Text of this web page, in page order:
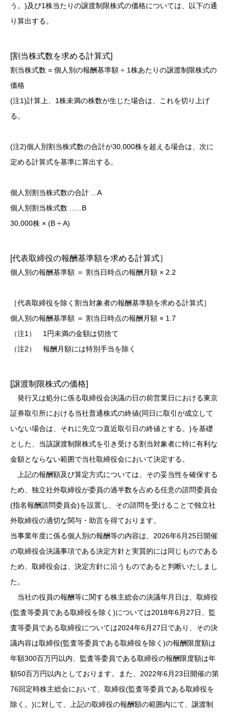
う。)及び1株当たりの譲渡制限株式の価格については、以下の通
り算出する。
[割当株式数を求める計算式]
割当株式数 = 個人別の報酬基準額 ÷ 1株あたりの譲渡制限株式の
価格
(注1)計算上、1株未満の株数が生じた場合は、これを切り上げ
る。
(注2)個人別割当株式数の合計が30,000株を超える場合は、次に
定める計算式を基準に算出する。
個人別割当株式数の合計 ...A
個人別割当株式数 ......B
30,000株 × (B ÷ A)
[代表取締役の報酬基準額を求める計算式］
個人別の報酬基準額 ＝ 割当日時点の報酬月額 × 2.2
［代表取締役を除く割当対象者の報酬基準額を求める計算式］
個人別の報酬基準額 ＝ 割当日時点の報酬月額 × 1.7
（注1） 1円未満の金額は切捨て
（注2） 報酬月額には特別手当を除く
[譲渡制限株式の価格]
発行又は処分に係る取締役会決議の日の前営業日における東京
証券取引所における当社普通株式の終値(同日に取引が成立して
いない場合は、それに先立つ直近取引日の終値とする。)を基礎
とした、当該譲渡制限株式を引き受ける割当対象者に特に有利な
金額とならない範囲で当社取締役会において決定する。
上記の報酬額及び算定方式については、その妥当性を確保する
ため、独立社外取締役が委員の過半数を占める任意の諮問委員会
(指名報酬諮問委員会)を設置し、その諮問を受けることで独立社
外取締役の適切な関与・助言を得ております。
当事業年度に係る個人別の報酬等の内容は、2026年6月25日開催
の取締役会決議事項である決定方針と実質的には同じものである
ため、取締役会は、決定方針に沿うものであると判断いたしまし
た。
当社の役員の報酬等に関する株主総会の決議年月日は、取締役
(監査等委員である取締役を除く)については2018年6月27日、監
査等委員である取締役については2024年6月27日であり、その決
議内容は取締役(監査等委員である取締役を除く)の報酬限度額は
年額300百万円以内、監査等委員である取締役の報酬限度額は年
額50百万円以内としております。また、2022年6月23日開催の第
76回定時株主総会において、取締役(監査等委員である取締役を
除く。)に対して、上記の取締役の報酬額の範囲内にて、譲渡制